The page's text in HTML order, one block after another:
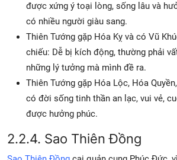
được xứng ý toại lòng, sống lâu và
có nhiều người giàu sang.
Thiên Tướng gặp Hóa Kỵ và có Vũ
chiếu: Dễ bị kích động, thường phải
những lý tưởng mà mình đề ra.
Thiên Tướng gặp Hóa Lộc, Hóa Quyền,
có đời sống tinh thần an lạc, vui vẻ,
được hưởng phúc.
2.2.4. Sao Thiên Đồng